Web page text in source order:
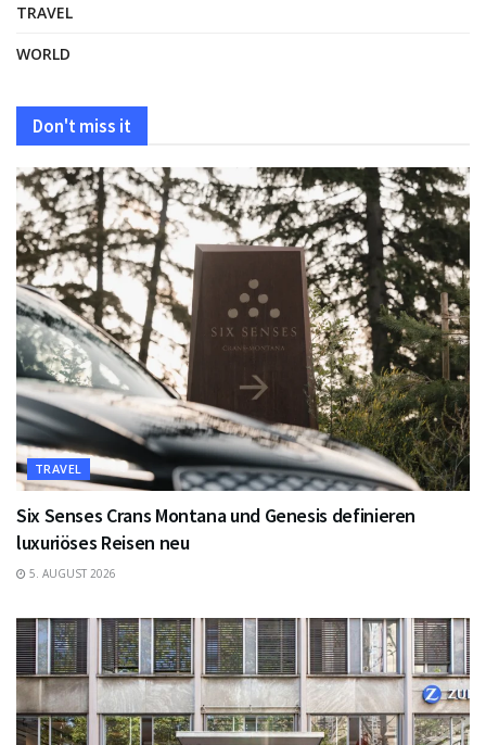
TRAVEL
WORLD
Don't miss it
TRAVEL
Six Senses Crans Montana und Genesis definieren
luxuriöses Reisen neu
5. AUGUST 2026